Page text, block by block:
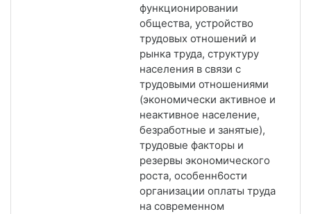
функционировании
общества, устройство
трудовых отношений и
рынка труда, структуру
населения в связи с
трудовыми отношениями
(экономически активное и
неактивное население,
безработные и занятые),
трудовые факторы и
резервы экономического
роста, особенн6ости
организации оплаты труда
на современном